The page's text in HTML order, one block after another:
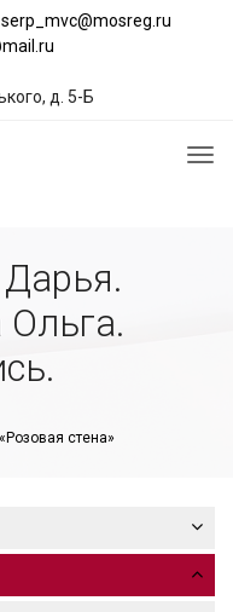
serp_mvc@mosreg.ru
д. 5-Б
стена»